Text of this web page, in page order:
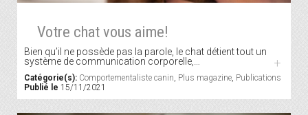
Votre chat vous aime!
Bien qu’il ne possède pas la parole, le chat détient tout un
système de communication corporelle,…
+
Catégorie(s): Comportementaliste canin, Plus magazine, Publications
Publié le 15/11/2021